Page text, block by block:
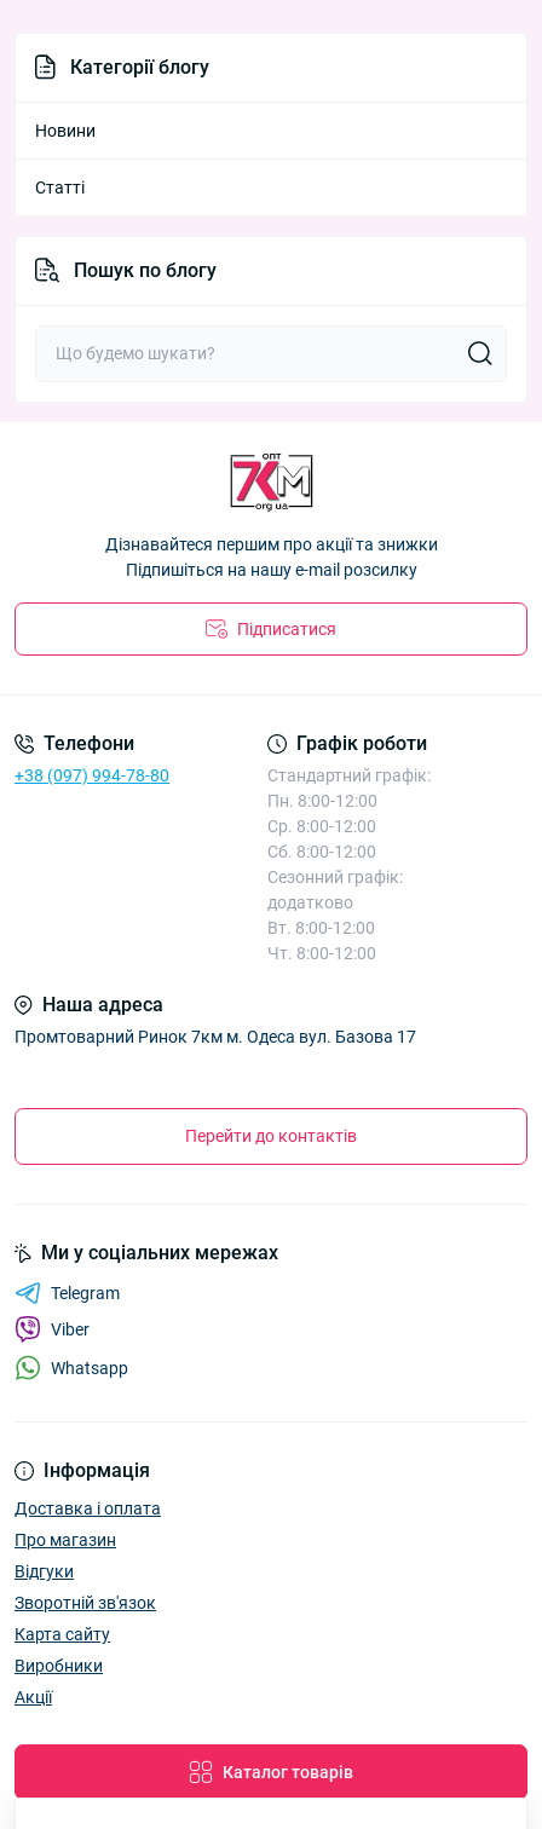
Категорії блогу
Новини
Статті
Пошук по блогу
Дізнавайтеся першим про акції та знижки
Підпишіться на нашу e-mail розсилку
Підписатися
Телефони
+38 (097) 994-78-80
Графік роботи
Стандартний графік:
Пн. 8:00-12:00
Ср. 8:00-12:00
Сб. 8:00-12:00
Сезонний графік:
додатково
Вт. 8:00-12:00
Чт. 8:00-12:00
Наша адреса
Промтоварний Ринок 7км м. Одеса вул. Базова 17
Перейти до контактів
Інформація
Доставка і оплата
Про магазин
Відгуки
Зворотній зв'язок
Карта сайту
Виробники
Акції
Каталог товарів
Ми у соціальних мережах
Telegram
Viber
Whatsapp